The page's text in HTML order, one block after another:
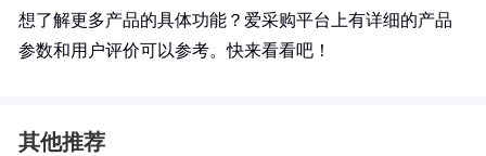
想了解更多产品的具体功能？爱采购平台上有详细的产品
参数和用户评价可以参考。快来看看吧！
其他推荐